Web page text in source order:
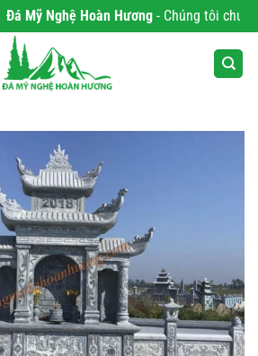
Đá Mỹ Nghệ Hoàn Hương- Chúng tôi chuyên